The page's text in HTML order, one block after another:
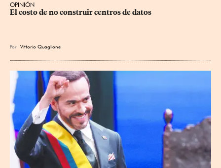
OPINIÓN
El costo de no construir centros de datos
Por Vittorio Quaglione